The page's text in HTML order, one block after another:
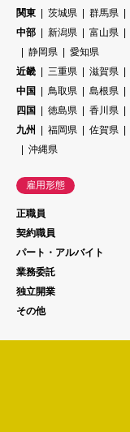
関東
茨城県 群馬県
中部
新潟県 富山県
静岡県
愛知県
近畿
三重県 滋賀県
中国
鳥取県 島根県
四国
徳島県 香川県
九州
福岡県 佐賀県
沖縄県
雇用形態
正職員
契約職員
パート・アルバイト
業務委託
独立開業
その他